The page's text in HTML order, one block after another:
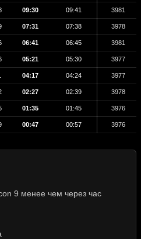
09:30 09:41 3981
07:31 07:38 3978
06:41 06:45 3981
05:21 05:30 3977
04:17 04:24 3977
02:27 02:39 3978
01:35 01:45 3976
00:47 00:57 3976
9 менее чем через час